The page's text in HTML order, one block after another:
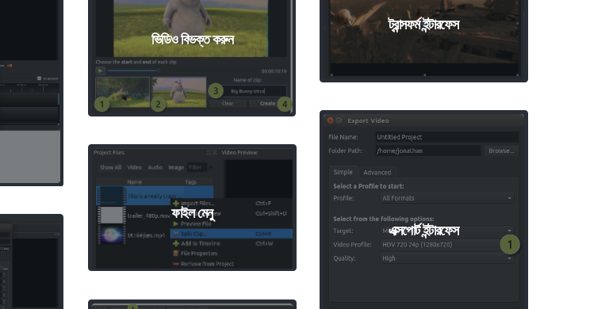
ভিডিও বিভক্ত করুন
ট্রান্সফর্ম ইন্টারফেস
এক্সপোর্ট ইন্টারফেস
ফাইল মেনু